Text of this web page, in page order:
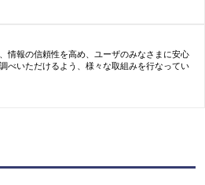
情報の信頼性を高め、ユーザのみなさまに安心
べいただけるよう、様々な取組みを行なってい